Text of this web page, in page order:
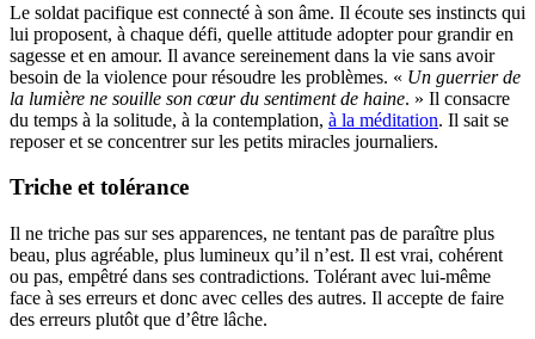
Le soldat pacifique est connecté à son âme. Il écoute ses instincts qui
lui proposent, à chaque défi, quelle attitude adopter pour grandir en
sagesse et en amour. Il avance sereinement dans la vie sans avoir
besoin de la violence pour résoudre les problèmes. « Un guerrier de
la lumière ne souille son cœur du sentiment de haine. » Il consacre
du temps à la solitude, à la contemplation, à la méditation. Il sait se
reposer et se concentrer sur les petits miracles journaliers.
Triche et tolérance
Il ne triche pas sur ses apparences, ne tentant pas de paraître plus
beau, plus agréable, plus lumineux qu’il n’est. Il est vrai, cohérent
ou pas, empêtré dans ses contradictions. Tolérant avec lui-même
face à ses erreurs et donc avec celles des autres. Il accepte de faire
des erreurs plutôt que d’être lâche.